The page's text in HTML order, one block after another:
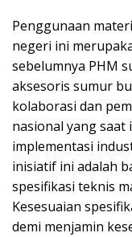
Penggunaan
negeri ini
sebelumnya PHM
aksesoris sumur
kolaborasi dan
nasional yang saat
implementasi
inisiatif ini adalah
spesifikasi teknis
Kesesuaian
demi menjamin